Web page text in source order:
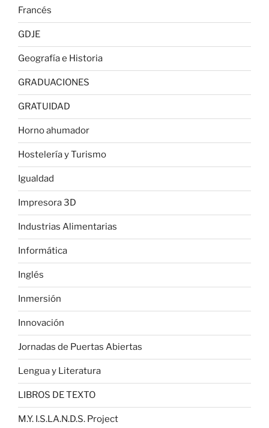
Francés
GDJE
Geografía e Historia
GRADUACIONES
GRATUIDAD
Horno ahumador
Hostelería y Turismo
Igualdad
Impresora 3D
Industrias Alimentarias
Informática
Inglés
Inmersión
Innovación
Jornadas de Puertas Abiertas
Lengua y Literatura
LIBROS DE TEXTO
M.Y. I.S.LA.N.D.S. Project